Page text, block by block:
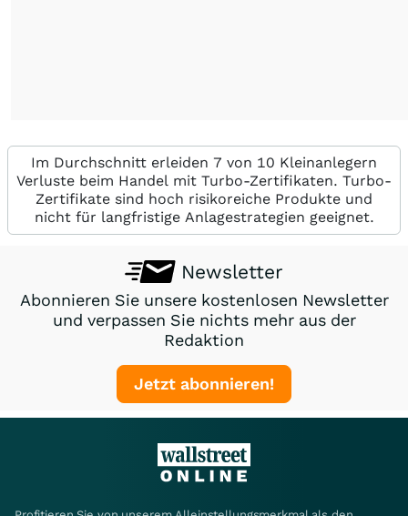
Im Durchschnitt erleiden 7 von 10 Kleinanlegern
Verluste beim Handel mit Turbo-Zertifikaten. Turbo-
Zertifikate sind hoch risikoreiche Produkte und
nicht für langfristige Anlagestrategien geeignet.
Newsletter
Abonnieren Sie unsere kostenlosen Newsletter
und verpassen Sie nichts mehr aus der
Redaktion
Jetzt abonnieren!